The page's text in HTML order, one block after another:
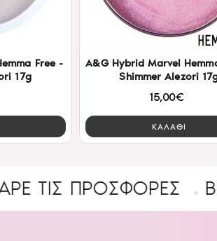
Free -
17g
A&G Hybrid Marvel
Shimmer Alezori
15,00€
ΚΑΛΑΘΙ
B2B